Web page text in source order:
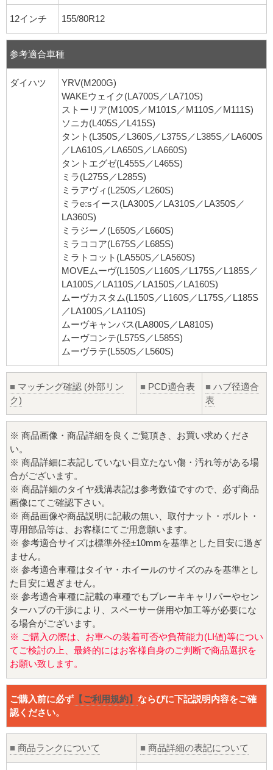
12インチ 155/80R12
参考適合車種
ダイハツ
YRV(M200G)
WAKEウェイク(LA700S／LA710S)
ストーリア(M100S／M101S／M110S／M111S)
ソニカ(L405S／L415S)
タント(L350S／L360S／L375S／L385S／LA600S
／LA610S／LA650S／LA660S)
タントエグゼ(L455S／L465S)
ミラ(L275S／L285S)
ミラアヴィ(L250S／L260S)
ミラe:sイース(LA300S／LA310S／LA350S／
LA360S)
ミラジーノ(L650S／L660S)
ミラココア(L675S／L685S)
ミラトコット(LA550S／LA560S)
MOVEムーヴ(L150S／L160S／L175S／L185S／
LA100S／LA110S／LA150S／LA160S)
ムーヴカスタム(L150S／L160S／L175S／L185S
／LA100S／LA110S)
ムーヴキャンバス(LA800S／LA810S)
ムーヴコンテ(L575S／L585S)
ムーヴラテ(L550S／L560S)
■ マッチング確認 (外部リン
ク)
■ PCD適合表 ■ ハブ径適合
表
※ 商品画像・商品詳細を良くご覧頂き、お買い求めくださ
い。
※ 商品詳細に表記していない目立たない傷・汚れ等がある場
合がございます。
※ 商品詳細のタイヤ残溝表記は参考数値ですので、必ず商品
画像にてご確認下さい。
※ 商品画像や商品説明に記載の無い、取付ナット・ボルト・
専用部品等は、お客様にてご用意願います。
※ 参考適合サイズは標準外径±10mmを基準とした目安に過ぎ
ません。
※ 参考適合車種はタイヤ・ホイールのサイズのみを基準とし
た目安に過ぎません。
※ 参考適合車種に記載の車種でもブレーキキャリパーやセン
ターハブの干渉により、スペーサー併用や加工等が必要にな
る場合がございます。
※ ご購入の際は、お車への装着可否や負荷能力(LI値)等につい
てご検討の上、最終的にはお客様自身のご判断で商品選択を
お願い致します。
ご購入前に必ず 【ご利用規約】 ならびに下記説明内容をご確
認ください。
■ 商品ランクについて ■ 商品詳細の表記について